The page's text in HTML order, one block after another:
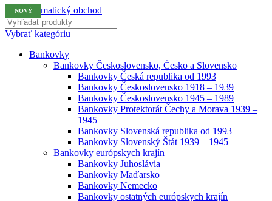
Vybrať kategóriu
Bankovky
Bankovky Československo, Česko a Slovensko
Bankovky Česká republika od 1993
Bankovky Československo 1918 – 1939
Bankovky Československo 1945 – 1989
Bankovky Protektorát Čechy a Morava 1939 –
1945
Bankovky Slovenská republika od 1993
Bankovky Slovenský Štát 1939 – 1945
Bankovky európskych krajín
Bankovky Juhoslávia
Bankovky Maďarsko
Bankovky Nemecko
Bankovky ostatných európskych krajín
NOVÝ
NOVÝ
NOVÝ
NOVÝ
NOVÝ
NOVÝ
NOVÝ
NOVÝ
NOVÝ
NOVÝ